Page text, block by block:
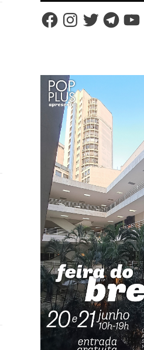
FacebookInstagram
TwitterTelegram